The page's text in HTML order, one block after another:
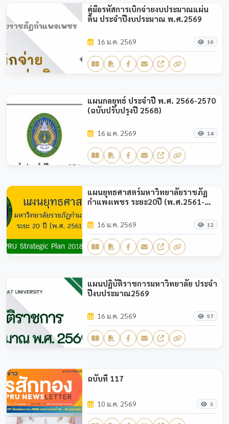
คู่มือรหัสการเบิกจ่ายงบประมาณแผ่น
ดิน ประจำปีงบประมาณ พ.ศ.2569
16 ม.ค. 2569 16
แผนกลยุทธ์ ประจำปี พ.ศ. 2566-2570
(ฉบับปรับปรุงปี 2568)
16 ม.ค. 2569 14
แผนยุทธศาสตร์มหาวิทยาลัยราชภัฏ
กำแพงเพชร ระยะ20ปี (พ.ศ.2561-
16 ม.ค. 2569 12
แผนปฏิบัติราชการมหาวิทยาลัย ประจำ
ปีงบประมาณ2569
16 ม.ค. 2569 57
ฉบับที่ 117
10 ม.ค. 2569 3